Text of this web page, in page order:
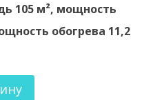
105 м², мощность
обогрева 11,2